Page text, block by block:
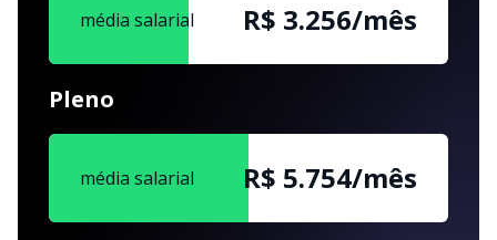
média salarial R$ 3.256/mês
Pleno
média salarial R$ 5.754/mês